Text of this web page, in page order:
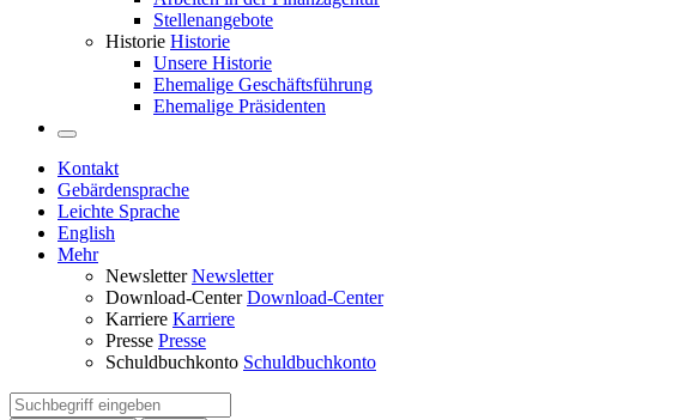
Stellenangebote
Historie Historie
Unsere Historie
Ehemalige Geschäftsführung
Ehemalige Präsidenten
Kontakt
Gebärdensprache
Leichte Sprache
English
Mehr
Newsletter Newsletter
Download-Center Download-Center
Karriere Karriere
Presse Presse
Schuldbuchkonto Schuldbuchkonto